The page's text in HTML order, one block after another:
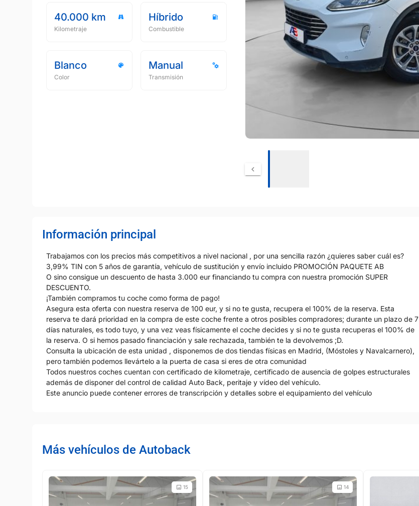
40.000 km
Kilometraje
Híbrido
Combustible
Blanco
Color
Manual
Transmisión
Información principal
Trabajamos con los precios más competitivos a nivel nacional , por una sencilla razón ¿quieres saber cuál es?
3,99% TIN con 5 años de garantía, vehículo de sustitución y envío incluido PROMOCIÓN PAQUETE AB
O sino consigue un descuento de hasta 3.000 eur financiando tu compra con nuestra promoción SUPER
DESCUENTO.
¡También compramos tu coche como forma de pago!
Asegura esta oferta con nuestra reserva de 100 eur, y si no te gusta, recupera el 100% de la reserva. Esta
reserva te dará prioridad en la compra de este coche frente a otros posibles compradores; durante un plazo de 7
días naturales, es todo tuyo, y una vez veas físicamente el coche decides y si no te gusta recuperas el 100% de
la reserva. O si hemos pasado financiación y sale rechazada, también te la devolvemos ;D.
Consulta la ubicación de esta unidad , disponemos de dos tiendas físicas en Madrid, (Móstoles y Navalcarnero),
pero también podemos llevártelo a la puerta de casa si eres de otra comunidad
Todos nuestros coches cuentan con certificado de kilometraje, certificado de ausencia de golpes estructurales
además de disponer del control de calidad Auto Back, peritaje y vídeo del vehículo.
Este anuncio puede contener errores de transcripción y detalles sobre el equipamiento del vehículo
Más vehículos de Autoback
15 14